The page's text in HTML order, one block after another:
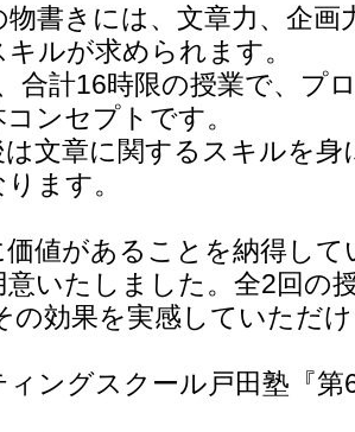
物書きには、文章力、企画
キルが求められます。
合計16時限の授業で、プ
ンセプトです。
は文章に関するスキルを
ます。
価値があることを納得し
意いたしました。全2回の
の効果を実感していただ
ィングスクール戸田塾『第